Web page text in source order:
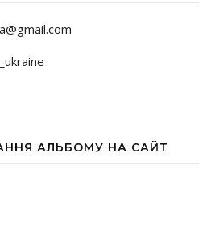
АЛЬБОМУ НА САЙТ